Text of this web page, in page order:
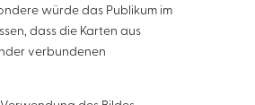
würde das Publikum im
dass die Karten aus
verbundenen